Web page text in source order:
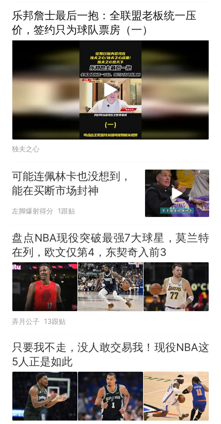
乐邦詹士最后一抱：全联盟老板统一压
价，签约只为球队票房（一）
独夫之心
可能连佩林卡也没想到，
能在买断市场封神
左脚爆射得分 1跟贴
盘点NBA现役突破最强7大球星，莫兰特
在列，欧文仅第4，东契奇入前3
弄月公子 13跟贴
只要我不走，没人敢交易我！现役NBA这
5人正是如此